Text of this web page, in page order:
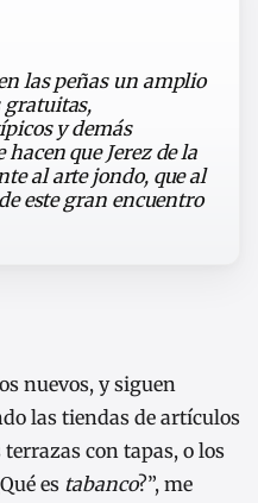
las peñas un amplio
gratuitas,
y demás
que Jerez de la
al arte jondo, que al
este gran encuentro
nuevos, y siguen
las tiendas de artículos
con tapas, o los
es tabanco?”, me